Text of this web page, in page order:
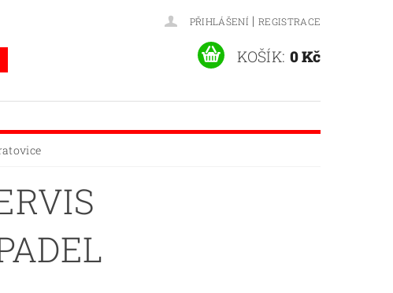
PŘIHLÁŠENÍ | REGISTRACE
KOŠÍK: 0 Kč